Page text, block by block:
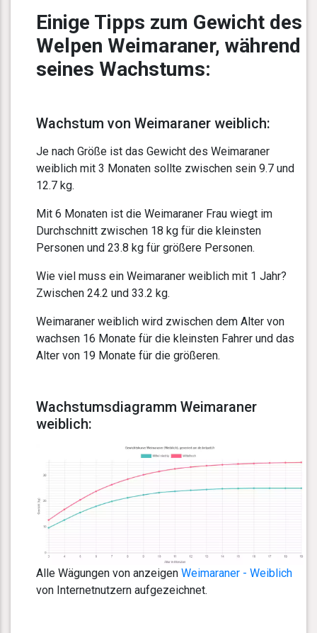
Einige Tipps zum Gewicht des
Welpen Weimaraner, während
seines Wachstums:
Wachstum von Weimaraner weiblich:
Je nach Größe ist das Gewicht des Weimaraner
weiblich mit 3 Monaten sollte zwischen sein 9.7 und
12.7 kg.
Mit 6 Monaten ist die Weimaraner Frau wiegt im
Durchschnitt zwischen 18 kg für die kleinsten
Personen und 23.8 kg für größere Personen.
Wie viel muss ein Weimaraner weiblich mit 1 Jahr?
Zwischen 24.2 und 33.2 kg.
Weimaraner weiblich wird zwischen dem Alter von
wachsen 16 Monate für die kleinsten Fahrer und das
Alter von 19 Monate für die größeren.
Wachstumsdiagramm Weimaraner
weiblich:
Alle Wägungen von anzeigen Weimaraner - Weiblich
von Internetnutzern aufgezeichnet.